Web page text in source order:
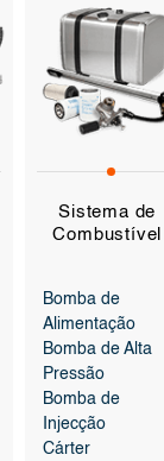
Sistema de
Combustível
Bomba de
Alimentação
Bomba de Alta
Pressão
Bomba de
Injecção
Cárter